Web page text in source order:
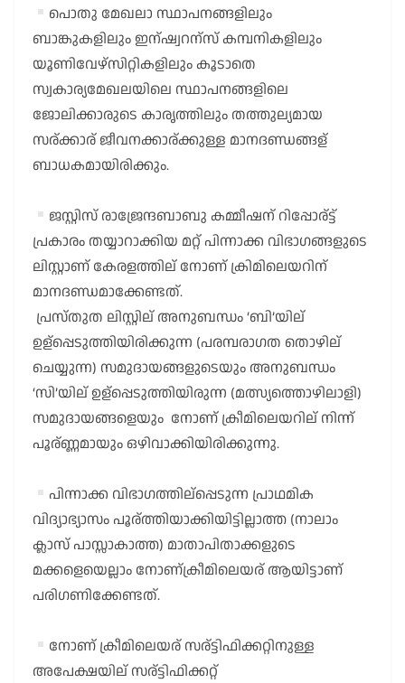
പൊതു മേഖലാ സ്ഥാപനങ്ങളിലും
ബാങ്കുകളിലും ഇന്ഷ്വറന്സ് കമ്പനികളിലും
യൂണിവേഴ്സിറ്റികളിലും കൂടാതെ
സ്വകാര്യമേഖലയിലെ സ്ഥാപനങ്ങളിലെ
ജോലിക്കാരുടെ കാരൃത്തിലും തത്തുല്യമായ
സര്ക്കാര് ജീവനക്കാര്ക്കുള്ള മാനദണ്ഡങ്ങള്
ബാധകമായിരിക്കും.
ജസ്റ്റിസ് രാജ്രേന്ദബാബു കമ്മീഷന് റിപ്പോര്ട്ട്
പ്രകാരം തയ്യാറാക്കിയ മറ്റ് പിന്നാക്ക വിഭാഗങ്ങളുടെ
ലിസ്റ്റാണ് കേരളത്തില് നോണ് ക്രിമിലെയറിന്
മാനദണ്ഡമാക്കേണ്ടത്.
പ്രസ്തുത ലിസ്റ്റില് അനുബന്ധം ‘ബി’യില്
ഉള്പ്പെടുത്തിയിരിക്കുന്ന (പരമ്പരാഗത തൊഴില്
ചെയ്യുന്ന) സമുദായങ്ങളുടെയും അനുബന്ധം
‘സി’യില് ഉള്പ്പെടുത്തിയിരുന്ന (മത്സ്യത്തൊഴിലാളി)
സമുദായങ്ങളെയും നോണ് ക്രീമിലെയറില് നിന്ന്
പൂര്ണ്ണമായും ഒഴിവാക്കിയിരിക്കുന്നു.
പിന്നാക്ക വിഭാഗത്തില്പ്പെടുന്ന പ്രാഥമിക
വിദ്യാഭ്യാസം പൂര്ത്തിയാക്കിയിട്ടില്ലാത്ത (നാലാം
ക്ലാസ് പാസ്സാകാത്ത) മാതാപിതാക്കളുടെ
മക്കളെയെല്ലാം നോണ്ക്രീമിലെയര് ആയിട്ടാണ്
പരിഗണിക്കേണ്ടത്.
നോണ് ക്രീമിലെയര് സര്ട്ടിഫിക്കറ്റിനുള്ള
അപേക്ഷയില് സര്ട്ടിഫിക്കറ്റ്